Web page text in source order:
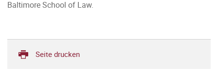
Baltimore School of Law.
Seite drucken